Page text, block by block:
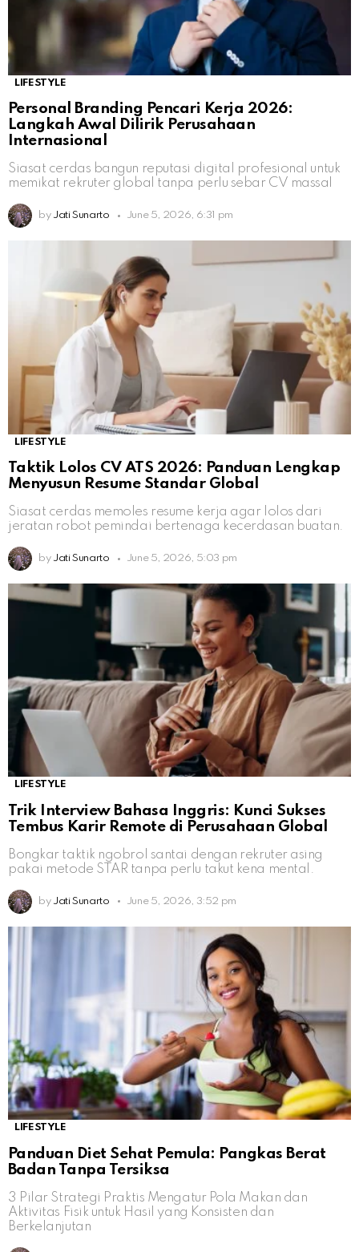
LIFESTYLE
Personal Branding Pencari Kerja 2026:
Langkah Awal Dilirik Perusahaan
Internasional
Siasat cerdas bangun reputasi digital profesional untuk
memikat rekruter global tanpa perlu sebar CV massal
by Jati Sunarto June 5, 2026, 6:31 pm
LIFESTYLE
Taktik Lolos CV ATS 2026: Panduan Lengkap
Menyusun Resume Standar Global
Siasat cerdas memoles resume kerja agar lolos dari
jeratan robot pemindai bertenaga kecerdasan buatan.
by Jati Sunarto June 5, 2026, 5:03 pm
LIFESTYLE
Trik Interview Bahasa Inggris: Kunci Sukses
Tembus Karir Remote di Perusahaan Global
Bongkar taktik ngobrol santai dengan rekruter asing
pakai metode STAR tanpa perlu takut kena mental.
by Jati Sunarto June 5, 2026, 3:52 pm
LIFESTYLE
Panduan Diet Sehat Pemula: Pangkas Berat
Badan Tanpa Tersiksa
3 Pilar Strategi Praktis Mengatur Pola Makan dan
Aktivitas Fisik untuk Hasil yang Konsisten dan
Berkelanjutan